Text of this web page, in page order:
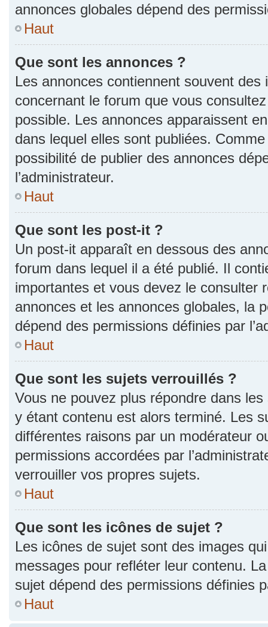
annonces globales dépend des
Haut
Que sont les annonces ?
Les annonces contiennent souvent
concernant le forum que vous
possible. Les annonces apparaissent
dans lequel elles sont publiées.
possibilité de publier des annonces
l’administrateur.
Haut
Que sont les post-it ?
Un post-it apparaît en dessous des
forum dans lequel il a été publié. Il
importantes et vous devez le consulter
annonces et les annonces globales, la
dépend des permissions définies par
Haut
Que sont les sujets verrouillés ?
Vous ne pouvez plus répondre dans
y étant contenu est alors terminé. Les
différentes raisons par un modérateur
permissions accordées par
verrouiller vos propres sujets.
Haut
Que sont les icônes de sujet ?
Les icônes de sujet sont des images
messages pour refléter leur contenu.
sujet dépend des permissions définies
Haut